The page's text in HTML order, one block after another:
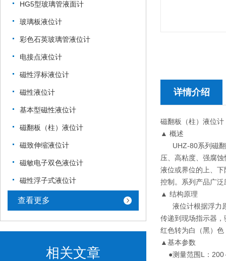
HG5型玻璃管液面计
玻璃板液位计
彩色石英玻璃管液位计
电接点液位计
磁性浮标液位计
磁性液位计
基本型磁性液位计
磁翻板（柱）液位计
磁致伸缩液位计
磁敏电子双色液位计
磁性浮子式液位计
查看更多
相关文章
详情介绍
磁翻板（柱）液位计
▲ 概述
UHZ-80系列磁翻
压、高粘度、强腐
液位或界位的上、
控制。系列产品广
▲ 结构原理
液位计根据浮力原
传递到现场指示器
红色转为白（黑）
▲基本参数
●测量范围L：200